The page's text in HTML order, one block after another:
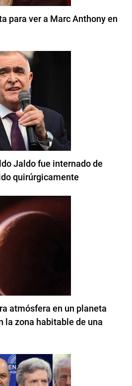
para ver a Marc Anthony en
Jaldo fue internado de
quirúrgicamente
atmósfera en un planeta
la zona habitable de una